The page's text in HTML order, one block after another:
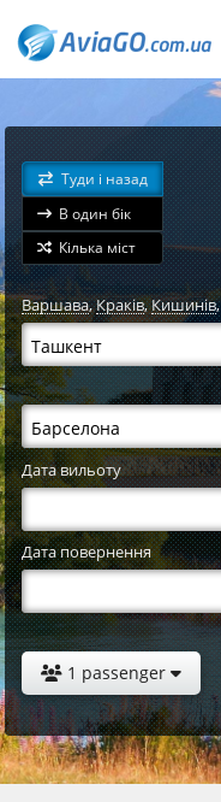
Туди і назад
В один бік
Кілька міст
Варшава,Краків,Кишинів
Дата вильоту
Дата повернення
1 passenger